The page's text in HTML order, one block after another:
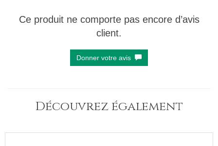
Ce produit ne comporte pas encore d’avis
client.
Donner votre avis
Découvrez également